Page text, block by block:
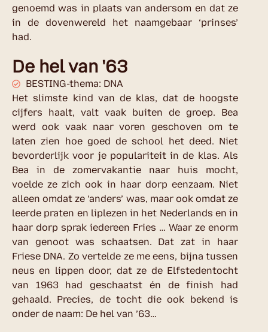
genoemd was in plaats van andersom en dat ze
in de dovenwereld het naamgebaar ‘prinses’
had.
De hel van '63
BESTING-thema: DNA
Het slimste kind van de klas, dat de hoogste
cijfers haalt, valt vaak buiten de groep. Bea
werd ook vaak naar voren geschoven om te
laten zien hoe goed de school het deed. Niet
bevorderlijk voor je populariteit in de klas. Als
Bea in de zomervakantie naar huis mocht,
voelde ze zich ook in haar dorp eenzaam. Niet
alleen omdat ze ‘anders’ was, maar ook omdat ze
leerde praten en liplezen in het Nederlands en in
haar dorp sprak iedereen Fries … Waar ze enorm
van genoot was schaatsen. Dat zat in haar
Friese DNA. Zo vertelde ze me eens, bijna tussen
neus en lippen door, dat ze de Elfstedentocht
van 1963 had geschaatst én de finish had
gehaald. Precies, de tocht die ook bekend is
onder de naam: De hel van ’63…